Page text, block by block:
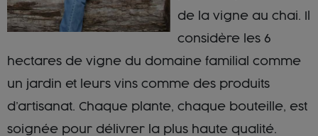
de la vigne au chai. Il
considère les 6
hectares de vigne du domaine familial comme
un jardin et leurs vins comme des produits
d’artisanat. Chaque plante, chaque bouteille, est
soignée pour délivrer la plus haute qualité.